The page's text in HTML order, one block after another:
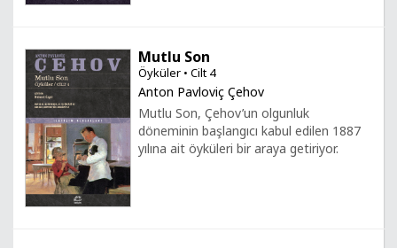
Mutlu Son
Öyküler • Cilt 4
Anton Pavloviç Çehov
Mutlu Son, Çehov’un olgunluk
döneminin başlangıcı kabul edilen 1887
yılına ait öyküleri bir araya getiriyor.